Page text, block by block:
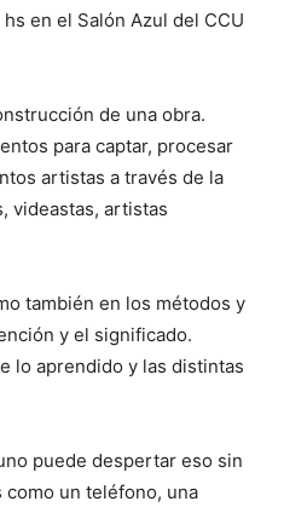
en el Salón Azul del CCU
de una obra.
para captar, procesar
artistas a través de la
videastas, artistas
también en los métodos y
y el significado.
lo aprendido y las distintas
puede despertar eso sin
un teléfono, una